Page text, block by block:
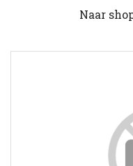
Naar